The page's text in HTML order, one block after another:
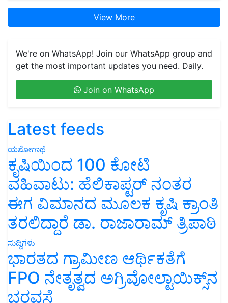
View More
We're on WhatsApp! Join our WhatsApp group and
get the most important updates you need. Daily.
Join on WhatsApp
Latest feeds
ಯಶೋಗಾಥೆ
ಕೃಷಿಯಿಂದ 100 ಕೋಟಿ
ವಹಿವಾಟು: ಹೆಲಿಕಾಪ್ಟರ್ ನಂತರ
ಈಗ ವಿಮಾನದ ಮೂಲಕ ಕೃಷಿ ಕ್ರಾಂತಿ
ತರಲಿದ್ದಾರೆ ಡಾ. ರಾಜಾರಾಮ್ ತ್ರಿಪಾಠಿ
ಸುದ್ದಿಗಳು
ಭಾರತದ ಗ್ರಾಮೀಣ ಆರ್ಥಿಕತೆಗೆ
FPO ನೇತೃತ್ವದ ಅಗ್ರಿವೋಲ್ಟಾಯಿಕ್ಸ್‌ನ
ಭರವಸೆ